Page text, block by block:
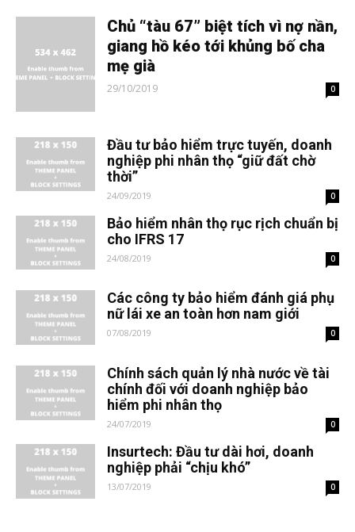
Chủ “tàu 67” biệt tích vì nợ nần,
giang hồ kéo tới khủng bố cha
mẹ già
29/10/2019 0
Đầu tư bảo hiểm trực tuyến, doanh
nghiệp phi nhân thọ “giữ đất chờ
thời”
24/09/2019 0
Bảo hiểm nhân thọ rục rịch chuẩn bị
cho IFRS 17
24/08/2019 0
Các công ty bảo hiểm đánh giá phụ
nữ lái xe an toàn hơn nam giới
07/08/2019 0
Chính sách quản lý nhà nước về tài
chính đối với doanh nghiệp bảo
hiểm phi nhân thọ
24/07/2019 0
Insurtech: Đầu tư dài hơi, doanh
nghiệp phải “chịu khó”
13/07/2019 0